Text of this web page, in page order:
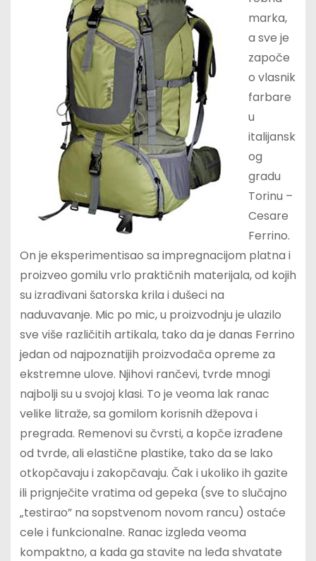
marka,
a sve je
započe
o vlasnik
farbare
u
italijansk
og
gradu
Torinu –
Cesare
Ferrino.
On je eksperimentisao sa impregnacijom platna i
proizveo gomilu vrlo praktičnih materijala, od kojih
su izrađivani šatorska krila i dušeci na
naduvavanje. Mic po mic, u proizvodnju je ulazilo
sve više različitih artikala, tako da je danas Ferrino
jedan od najpoznatijih proizvođača opreme za
ekstremne ulove. Njihovi rančevi, tvrde mnogi
najbolji su u svojoj klasi. To je veoma lak ranac
velike litraže, sa gomilom korisnih džepova i
pregrada. Remenovi su čvrsti, a kopče izrađene
od tvrde, ali elastične plastike, tako da se lako
otkopčavaju i zakopčavaju. Čak i ukoliko ih gazite
ili prignječite vratima od gepeka (sve to slučajno
„testirao” na sopstvenom novom rancu) ostaće
cele i funkcionalne. Ranac izgleda veoma
kompaktno, a kada ga stavite na leđa shvatate